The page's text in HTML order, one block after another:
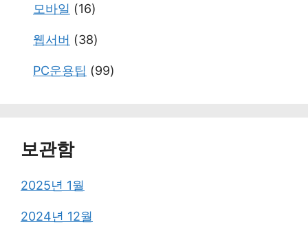
모바일 (16)
웹서버 (38)
PC운용팁 (99)
보관함
2025년 1월
2024년 12월